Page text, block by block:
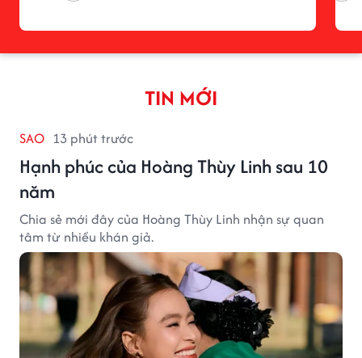
TIN MỚI
SAO 13 phút trước
Hạnh phúc của Hoàng Thùy Linh sau 10
năm
Chia sẻ mới đây của Hoàng Thùy Linh nhận sự quan
tâm từ nhiều khán giả.